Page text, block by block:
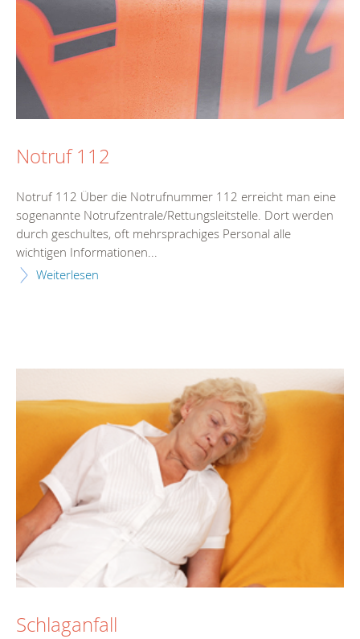
Notruf 112
Notruf 112 Über die Notrufnummer 112 erreicht man eine
sogenannte Notrufzentrale/Rettungsleitstelle. Dort werden
durch geschultes, oft mehrsprachiges Personal alle
wichtigen Informationen...
Weiterlesen
Schlaganfall